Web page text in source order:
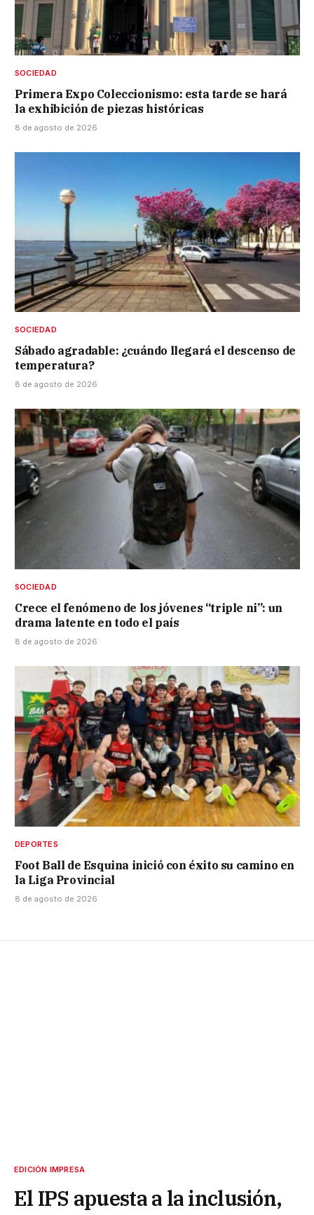
SOCIEDAD
Primera Expo Coleccionismo: esta tarde se hará
la exhibición de piezas históricas
8 de agosto de 2026
SOCIEDAD
Sábado agradable: ¿cuándo llegará el descenso de
temperatura?
8 de agosto de 2026
SOCIEDAD
Crece el fenómeno de los jóvenes “triple ni”: un
drama latente en todo el país
8 de agosto de 2026
DEPORTES
Foot Ball de Esquina inició con éxito su camino en
la Liga Provincial
8 de agosto de 2026
EDICIÓN IMPRESA
El IPS apuesta a la inclusión,